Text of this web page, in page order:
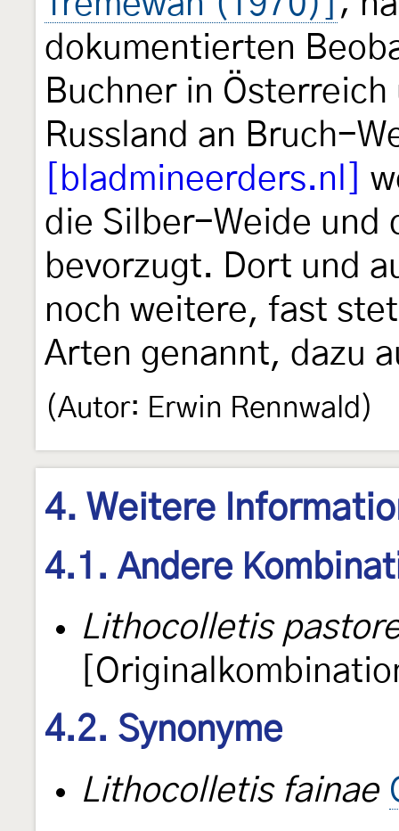
dokumentierten
Buchner in
Russland an Bruch-
[bladmineerders.nl]
die Silber-Weide und
bevorzugt. Dort und
noch weitere, fast
Arten genannt, dazu
(Autor: Erwin Rennwald)
4. Weitere
4.1. Andere
Lithocolletis
4.2. Synonyme
Lithocolletis fainae